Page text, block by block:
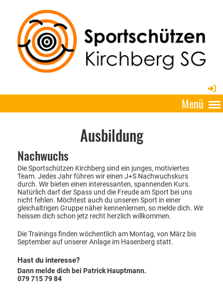
Menü
Ausbildung
Nachwuchs
Die Sportschützen Kirchberg sind ein junges, motiviertes
Team. Jedes Jahr führen wir einen J+S Nachwuchskurs
durch. Wir bieten einen interessanten, spannenden Kurs.
Natürlich darf der Spass und die Freude am Sport bei uns
nicht fehlen. Möchtest auch du unseren Sport in einer
gleichaltrigen Gruppe näher kennenlernen, so melde dich. Wir
heissen dich schon jetz recht herzlich willkommen.
Die Trainings finden wöchentlich am Montag, von März bis
September auf unserer Anlage im Hasenberg statt.
Hast du interesse?
Dann melde dich bei Patrick Hauptmann.
079 715 79 84